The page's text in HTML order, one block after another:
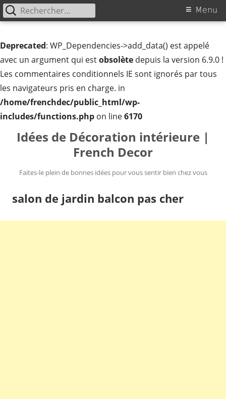
Deprecated: WP_Dependencies->add_data() est appelé
avec un argument qui estobsolète depuis la version 6.9.0 !
Les commentaires conditionnels IE sont ignorés par tous
les navigateurs pris en charge. in
/home/frenchdec/public_html/wp-
includes/functions.php on line6170
Idées de Décoration intérieure |
French Decor
Faites-le plein de bonnes idées pour vous sentir bien chez vous
Menu
Menu
Rechercher :
salon de jardin balcon pas cher